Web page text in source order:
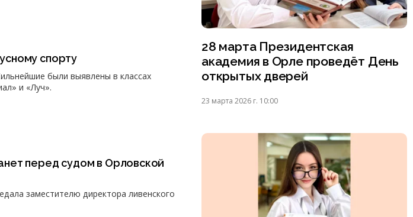
спорту
были выявлены в классах
и «Луч».
перед судом в Орловской
заместителю директора ливенского
28 марта Президентская
академия в Орле проведёт День
открытых дверей
23 марта 2026 г. 10:00